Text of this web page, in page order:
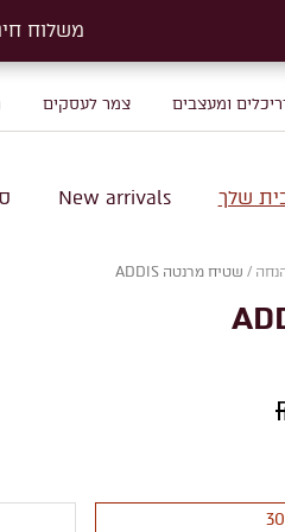
ומעצבים צמר לעסקים
שלך New arrivals
/ שטיח מרנטה ADDIS
משלוח חינם על
משלוח חינם על